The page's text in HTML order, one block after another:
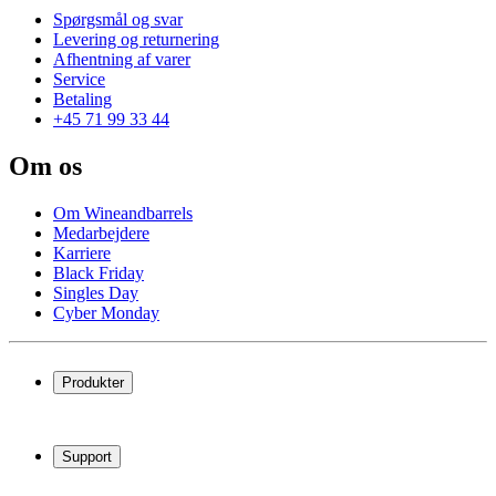
Spørgsmål og svar
Levering og returnering
Afhentning af varer
Service
Betaling
+45 71 99 33 44
Om os
Om Wineandbarrels
Medarbejdere
Karriere
Black Friday
Singles Day
Cyber Monday
Produkter
Vinreoler
Vinmøbler
Support